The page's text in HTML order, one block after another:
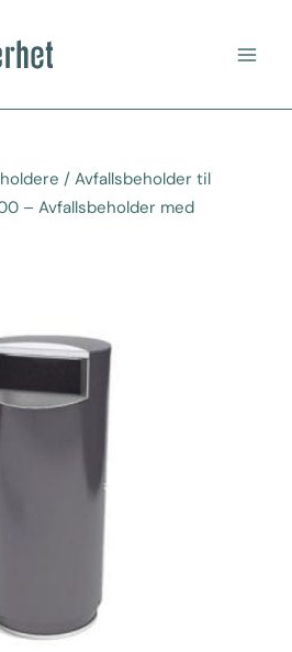
/ Avfallsbeholder til
– Avfallsbeholder med